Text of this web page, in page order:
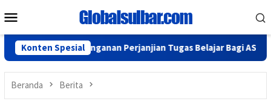
ke
Mobile
Konten Spesial
Penandatanganan Perjanjian Tugas Belajar Bagi ASN
Beranda Berita